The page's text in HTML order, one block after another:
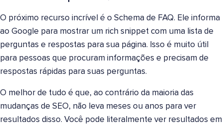
O próximo recurso incrível é o Schema de FAQ. Ele informa
ao Google para mostrar um rich snippet com uma lista de
perguntas e respostas para sua página. Isso é muito útil
para pessoas que procuram informações e precisam de
respostas rápidas para suas perguntas.
O melhor de tudo é que, ao contrário da maioria das
mudanças de SEO, não leva meses ou anos para ver
resultados disso. Você pode literalmente ver resultados em